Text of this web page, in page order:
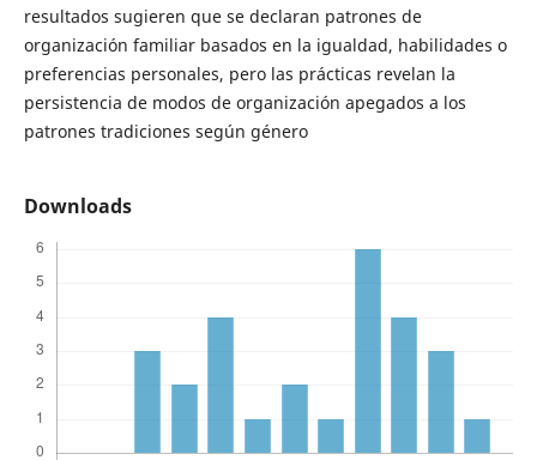
resultados sugieren que se declaran patrones de
organización familiar basados en la igualdad, habilidades o
preferencias personales, pero las prácticas revelan la
persistencia de modos de organización apegados a los
patrones tradiciones según género
Downloads